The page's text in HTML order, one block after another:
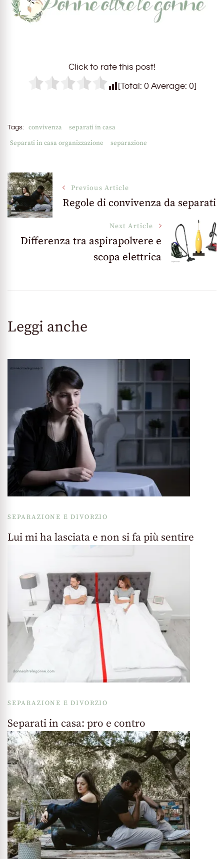
Click to rate this post!
[Total: 0 Average: 0]
Tags: convivenza
separati in casa
Separati in casa organizzazione
separazione
Post
Navigation
Previous Article
Regole di convivenza da separati
Next Article
Differenza tra aspirapolvere e
scopa elettrica
Leggi anche
SEPARAZIONE E DIVORZIO
Lui mi ha lasciata e non si fa più sentire
SEPARAZIONE E DIVORZIO
Separati in casa: pro e contro